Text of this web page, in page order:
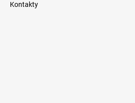
Kontakty